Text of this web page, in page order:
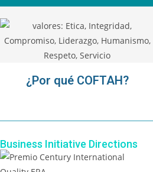
¿Por qué COFTAH?
Business Initiative Directions